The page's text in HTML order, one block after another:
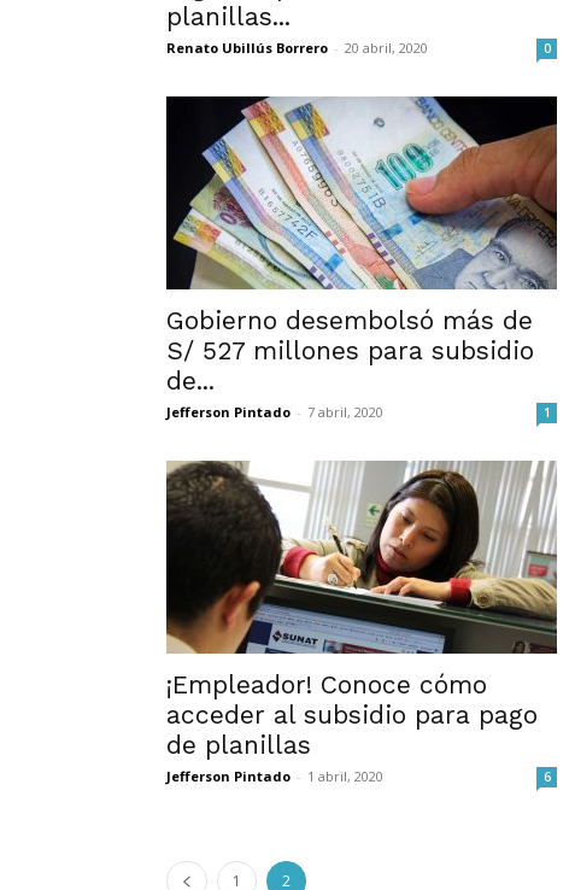
planillas...
Renato Ubillús Borrero - 20 abril, 2020 0
Gobierno desembolsó más de
S/ 527 millones para subsidio
de...
Jefferson Pintado - 7 abril, 2020 1
¡Empleador! Conoce cómo
acceder al subsidio para pago
de planillas
Jefferson Pintado - 1 abril, 2020 6
1 2